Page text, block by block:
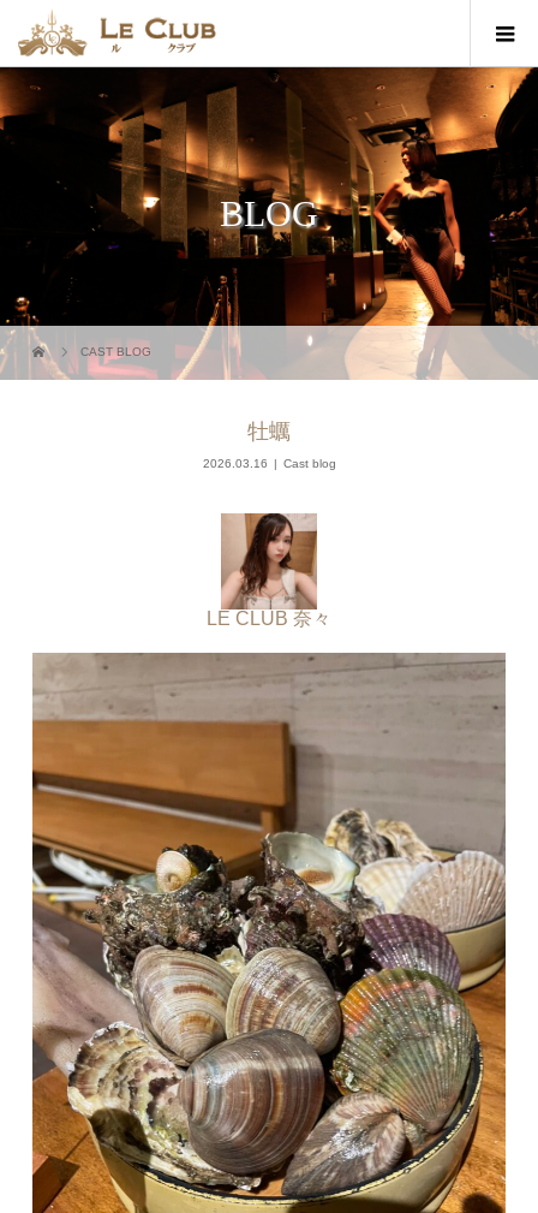
BLOG
CAST BLOG
牡蠣
2026.03.16 Cast blog
LE CLUB 奈々